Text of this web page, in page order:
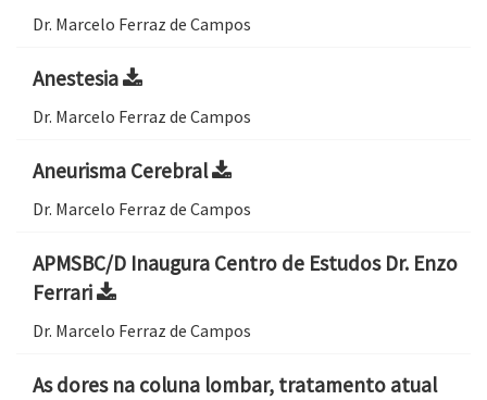
Dr. Marcelo Ferraz de Campos
Anestesia
Dr. Marcelo Ferraz de Campos
Aneurisma Cerebral
Dr. Marcelo Ferraz de Campos
APMSBC/D Inaugura Centro de Estudos Dr. Enzo
Ferrari
Dr. Marcelo Ferraz de Campos
As dores na coluna lombar, tratamento atual